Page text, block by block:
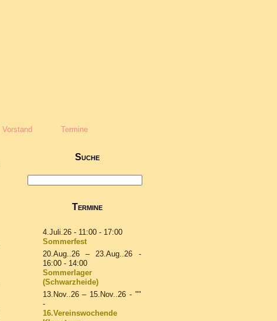
Vorstand Termine
Suche
Termine
4.Juli.26- 11:00 - 17:00
Sommerfest
20.Aug..26
– 23.Aug..26 -
16:00 - 14:00
Sommerlager
(Schwarzheide)
13.Nov..26 – 15.Nov..26 - ""
-
16.Vereinswochende